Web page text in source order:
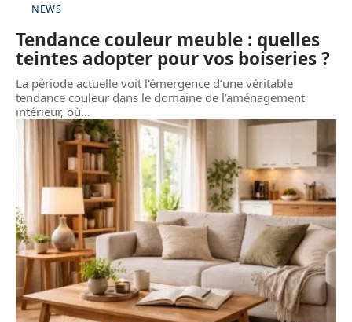
NEWS
Tendance couleur meuble : quelles
teintes adopter pour vos boiseries ?
La période actuelle voit l'émergence d’une véritable
tendance couleur dans le domaine de l’aménagement
intérieur, où…